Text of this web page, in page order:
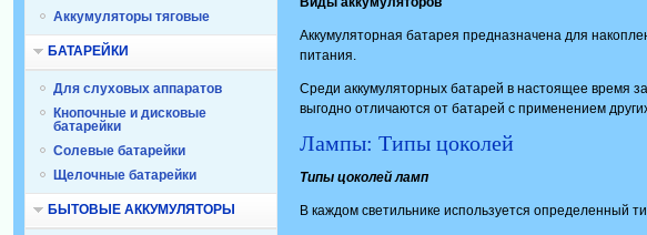
Аккумуляторы тяговые
БАТАРЕЙКИ
Для слуховых аппаратов
Кнопочные и дисковые
батарейки
Солевые батарейки
Щелочные батарейки
БЫТОВЫЕ АККУМУЛЯТОРЫ
Аккумуляторная батарея предназначена для
питания.
Среди аккумуляторных батарей в настоящее время
выгодно отличаются от батарей с применением
Лампы: Типы цоколей
Типы цоколей ламп
В каждом светильнике используется определенный